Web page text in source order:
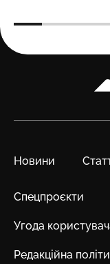
Новини
Спецпроєкти
Угода
Редакційна